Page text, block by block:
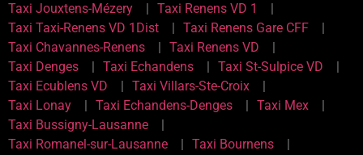
Taxi Jouxtens-Mézery
Taxi Renens VD 1
Taxi Taxi-Renens VD 1Dist
Taxi Renens Gare CFF
Taxi Chavannes-Renens
Taxi Renens VD
Taxi Denges
Taxi Echandens
Taxi St-Sulpice VD
Taxi Ecublens VD
Taxi Villars-Ste-Croix
Taxi Lonay
Taxi Echandens-Denges
Taxi Mex
Taxi Bussigny-Lausanne
Taxi Romanel-sur-Lausanne
Taxi Bournens